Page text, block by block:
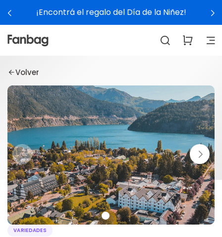
¡Encontrá el regalo del Día de la Niñez!
Volver
VARIEDADES